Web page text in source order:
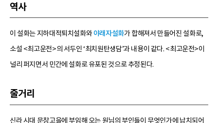
역사
이 설화는 지하대적퇴치설화와야래자설화가 합해져서 만들어진 설화로,
소설 <최고운전>의 서두인 ‘최치원탄생담’과 내용이 같다. <최고운전>이
널리 퍼지면서 민간에 설화로 유포된 것으로 추정된다.
줄거리
신라 시대 문창고을에 부임해 오는 원님의 부인들이 무엇인가에 납치되어